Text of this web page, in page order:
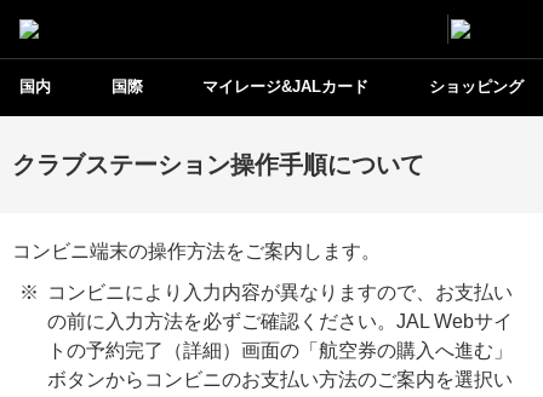
国内 国際 マイレージ&JALカード ショッピング
クラブステーション操作手順について
コンビニ端末の操作方法をご案内します。
コンビニにより入力内容が異なりますので、お支払い
の前に入力方法を必ずご確認ください。JAL Webサイ
トの予約完了（詳細）画面の「航空券の購入へ進む」
ボタンからコンビニのお支払い方法のご案内を選択い